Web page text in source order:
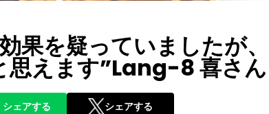
果を疑っていましたが
思えます”Lang-8 喜さん
シェアする シェアする